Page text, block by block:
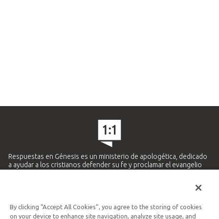
Respuestas en Génesis es un ministerio de apologética, dedicado
a ayudar a los cristianos defender su fe y proclamar el evangelio
Ministerio Hispano y Latinoamericano
By clicking “Accept All Cookies”, you agree to the storing of cookies
on your device to enhance site navigation, analyze site usage, and